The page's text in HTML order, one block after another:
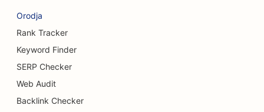
SEO za storitve povečanja prsi
SEO za tovornjake za burgerje
SEO za opeklinske kirurge
SEO za kavarne
Orodja
Rank Tracker
Keyword Finder
SERP Checker
Web Audit
Backlink Checker